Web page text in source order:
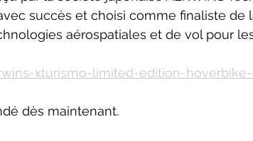
succès et choisi comme finaliste de
aérospatiales et de vol pour
xturismo-limited-edition-
dès maintenant.